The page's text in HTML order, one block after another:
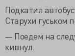
Подкатил
Старухи гуськом
— Поедем на
кивнул.